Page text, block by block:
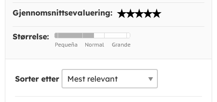
Gjennomsnittsevaluering:
Størrelse:
Sorter etter